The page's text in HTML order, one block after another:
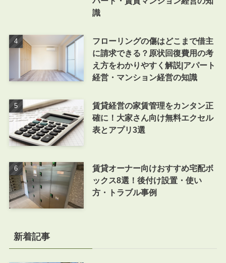
識
フローリングの傷はどこまで借主
に請求できる？原状回復費用の考
え方をわかりやすく解説|アパート
経営・マンション経営の知識
賃貸経営の家賃管理をカンタン正
確に！大家さん向け無料エクセル
表とアプリ3選
賃貸オーナー向けおすすめ宅配ボ
ックス8選！後付け設置・使い
方・トラブル事例
新着記事